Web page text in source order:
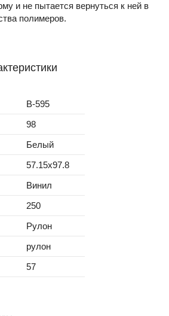
и не пытается вернуться к ней в
полимеров.
B-595
98
Белый
57.15x97.8
Винил
250
Рулон
рулон
57